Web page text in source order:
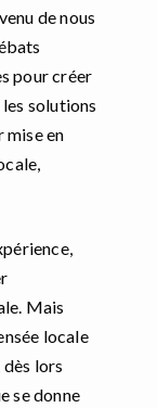
de nous
pour créer
solutions
mise en
Mais
locale
lors
se donne